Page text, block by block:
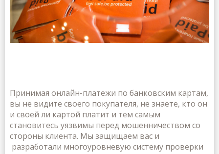
Принимая онлайн-платежи по банковским картам,
вы не видите своего покупателя, не знаете, кто он
и своей ли картой платит и тем самым
становитесь уязвимы перед мошенничеством со
стороны клиента. Мы защищаем вас и
разработали многоуровневую систему проверки